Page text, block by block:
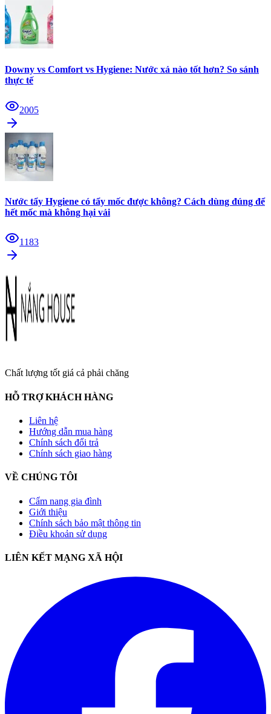
Downy vs Comfort vs Hygiene: Nước xả nào tốt hơn? So sánh
thực tế
2005
Nước tẩy Hygiene có tẩy mốc được không? Cách dùng đúng để
hết mốc mà không hại vải
1183
Chất lượng tốt giá cả phải chăng
HỖ TRỢ KHÁCH HÀNG
Liên hệ
Hướng dẫn mua hàng
Chính sách đổi trả
Chính sách giao hàng
VỀ CHÚNG TÔI
Cẩm nang gia đình
Giới thiệu
Chính sách bảo mật thông tin
Điều khoản sử dụng
LIÊN KẾT MẠNG XÃ HỘI